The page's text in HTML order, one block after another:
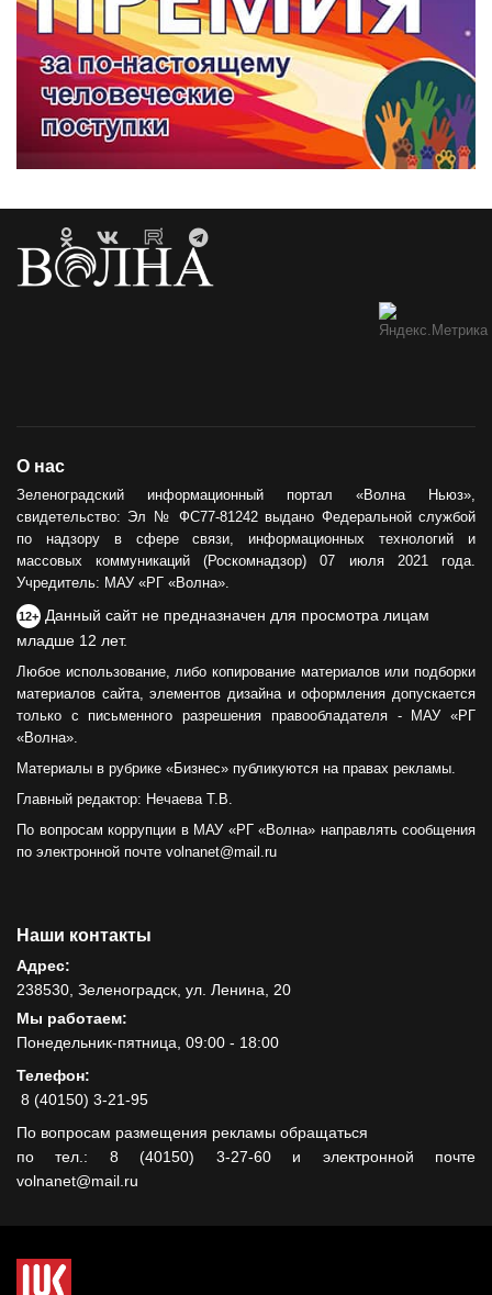
О нас
Зеленоградский информационный портал «Волна Ньюз»,
свидетельство: Эл № ФС77-81242 выдано Федеральной службой
по надзору в сфере связи, информационных технологий и
массовых коммуникаций (Роскомнадзор) 07 июля 2021 года.
Учредитель: МАУ «РГ «Волна».
12+ Данный сайт не предназначен для просмотра лицам
младше 12 лет.
Любое использование, либо копирование материалов или подборки
материалов сайта, элементов дизайна и оформления допускается
только с письменного разрешения правообладателя - МАУ «РГ
«Волна».
Материалы в рубрике «Бизнес» публикуются на правах рекламы.
Главный редактор: Нечаева Т.В.
По вопросам коррупции в МАУ «РГ «Волна» направлять сообщения
по электронной почте volnanet@mail.ru
Наши контакты
Адрес:
238530, Зеленоградск, ул. Ленина, 20
Мы работаем:
Понедельник-пятница, 09:00 - 18:00
Телефон:
8 (40150) 3-21-95
По вопросам размещения рекламы обращаться
по тел.: 8 (40150) 3-27-60 и электронной почте
volnanet@mail.ru